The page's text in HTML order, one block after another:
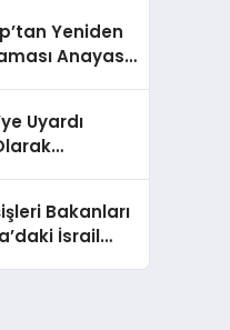
Yeniden
Anayasa
Uyardı
Bakanları
İsrail